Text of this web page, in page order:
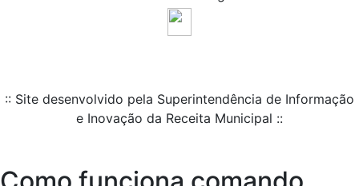
:: Site desenvolvido pela Superintendência de Informação
e Inovação da Receita Municipal ::